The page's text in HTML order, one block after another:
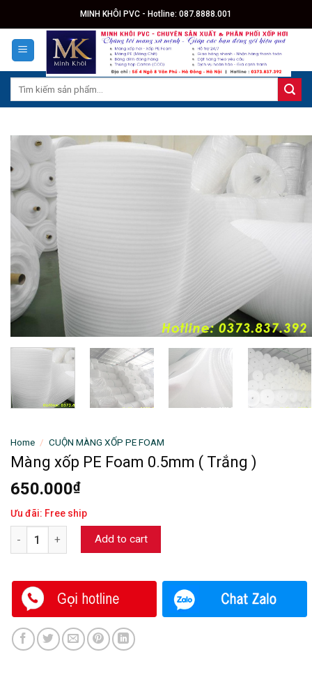
to
content
MINH KHÔI PVC - Hotline: 087.8888.001
Home / CUỘN MÀNG XỐP PE FOAM
Màng xốp PE Foam 0.5mm ( Trắng )
650.000₫
Ưu đãi: Free ship
Màng xốp PE Foam 0.5mm ( Trắng ) quantity
Add to cart